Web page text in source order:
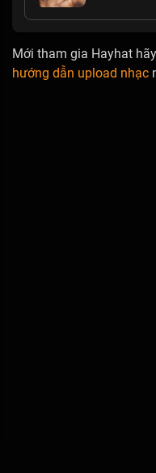
Mới tham gia Hayhat
hướng dẫn upload nhạc